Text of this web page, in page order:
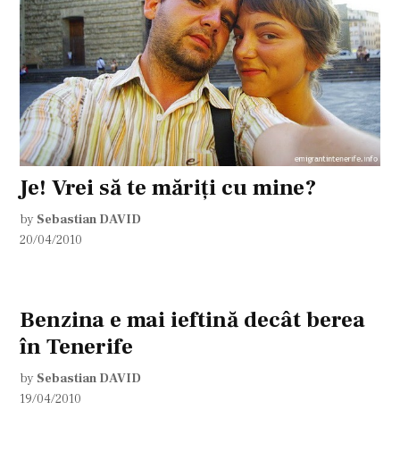
Je! Vrei să te măriţi cu mine?
by Sebastian DAVID
20/04/2010
Benzina e mai ieftină decât berea
în Tenerife
by Sebastian DAVID
19/04/2010